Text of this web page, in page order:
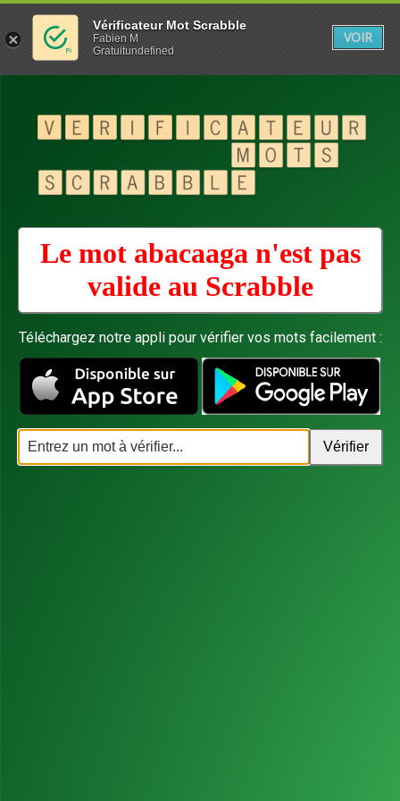
Le mot abacaaga n'est pas
valide au Scrabble
Téléchargez notre appli pour vérifier vos mots facilement :
Vérificateur Mot Scrabble
Fabien M
Gratuitundefined
VOIR